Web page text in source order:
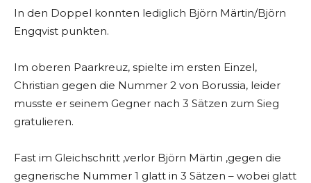
In den Doppel konnten lediglich Björn Märtin/Björn
Engqvist punkten.
Im oberen Paarkreuz, spielte im ersten Einzel,
Christian gegen die Nummer 2 von Borussia, leider
musste er seinem Gegner nach 3 Sätzen zum Sieg
gratulieren.
Fast im Gleichschritt ,verlor Björn Märtin ,gegen die
gegnerische Nummer 1 glatt in 3 Sätzen – wobei glatt